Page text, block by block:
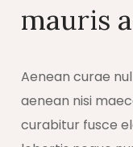
mauris
Aenean curae
aenean nisi
curabitur fusce